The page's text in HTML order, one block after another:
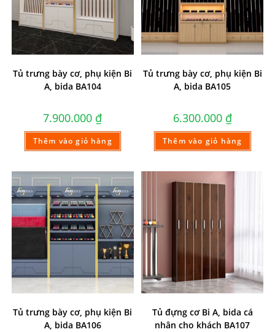
Tủ trưng bày cơ, phụ kiện Bi
A, bida BA104
7.900.000 ₫
Thêm vào giỏ hàng
Tủ trưng bày cơ, phụ kiện Bi
A, bida BA105
6.300.000 ₫
Thêm vào giỏ hàng
Tủ trưng bày cơ, phụ kiện Bi
A, bida BA106
Tủ đựng cơ Bi A, bida cá
nhân cho khách BA107